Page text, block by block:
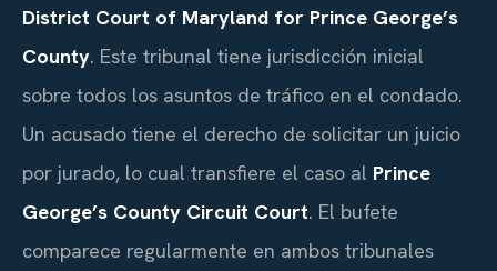
District Court of Maryland for Prince George’s
County. Este tribunal tiene jurisdicción inicial
sobre todos los asuntos de tráfico en el condado.
Un acusado tiene el derecho de solicitar un juicio
por jurado, lo cual transfiere el caso al Prince
George’s County Circuit Court. El bufete
comparece regularmente en ambos tribunales